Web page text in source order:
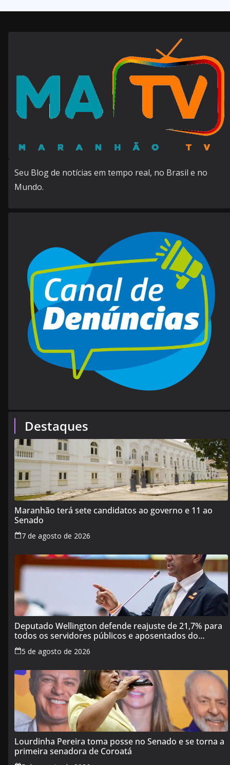
Seu Blog de notícias em tempo real, no Brasil e no
Mundo.
Destaques
Maranhão terá sete candidatos ao governo e 11 ao
Senado
7 de agosto de 2026
Deputado Wellington defende reajuste de 21,7% para
todos os servidores públicos e aposentados do
Maranhão
5 de agosto de 2026
Lourdinha Pereira toma posse no Senado e se torna a
primeira senadora de Coroatá